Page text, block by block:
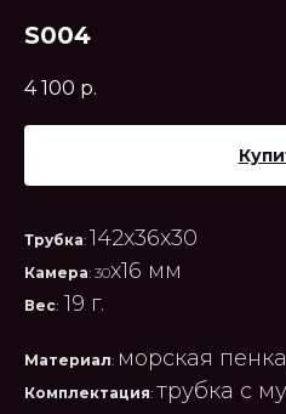
S004
4 100 р.
Трубка: 142x36x30
Камера: 30x16 мм
Вес: 19 г.
Материал: морская
Комплектация: трубка с